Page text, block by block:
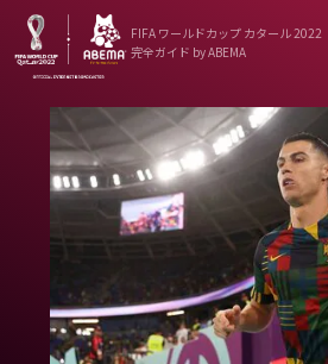
FIFA ワールドカップ カタール 2022
完全ガイド by ABEMA
ニュース
News
出場国
日本代表
Team Japan